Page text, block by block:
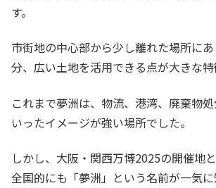
す。
市街地の中心部から少し離れた場所に
分、広い土地を活用できる点が大きな特
これまで夢洲は、物流、港湾、廃棄物
いったイメージが強い場所でした。
しかし、大阪・関西万博2025の開催地
全国的にも「夢洲」という名前が一気